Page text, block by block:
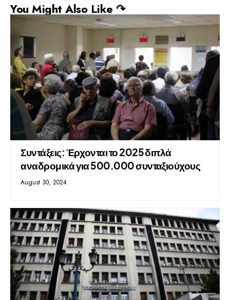
You Might Also Like ↷
Συντάξεις: Έρχονται το 2025 διπλά
αναδρομικά για 500.000 συνταξιούχους
August 30, 2024